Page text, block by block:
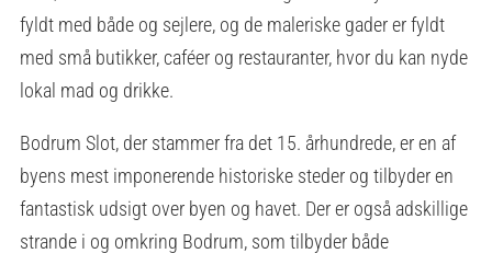
fyldt med både og sejlere, og de maleriske gader er fyldt
med små butikker, caféer og restauranter, hvor du kan nyde
lokal mad og drikke.
Bodrum Slot, der stammer fra det 15. århundrede, er en af
byens mest imponerende historiske steder og tilbyder en
fantastisk udsigt over byen og havet. Der er også adskillige
strande i og omkring Bodrum, som tilbyder både